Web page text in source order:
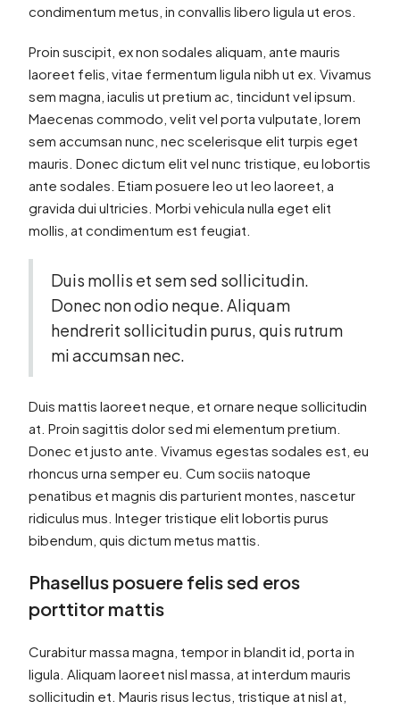
condimentum metus, in convallis libero ligula ut eros.
Proin suscipit, ex non sodales aliquam, ante mauris
laoreet felis, vitae fermentum ligula nibh ut ex. Vivamus
sem magna, iaculis ut pretium ac, tincidunt vel ipsum.
Maecenas commodo, velit vel porta vulputate, lorem
sem accumsan nunc, nec scelerisque elit turpis eget
mauris. Donec dictum elit vel nunc tristique, eu lobortis
ante sodales. Etiam posuere leo ut leo laoreet, a
gravida dui ultricies. Morbi vehicula nulla eget elit
mollis, at condimentum est feugiat.
Duis mollis et sem sed sollicitudin.
Donec non odio neque. Aliquam
hendrerit sollicitudin purus, quis rutrum
mi accumsan nec.
Duis mattis laoreet neque, et ornare neque sollicitudin
at. Proin sagittis dolor sed mi elementum pretium.
Donec et justo ante. Vivamus egestas sodales est, eu
rhoncus urna semper eu. Cum sociis natoque
penatibus et magnis dis parturient montes, nascetur
ridiculus mus. Integer tristique elit lobortis purus
bibendum, quis dictum metus mattis.
Phasellus posuere felis sed eros
porttitor mattis
Curabitur massa magna, tempor in blandit id, porta in
ligula. Aliquam laoreet nisl massa, at interdum mauris
sollicitudin et. Mauris risus lectus, tristique at nisl at,